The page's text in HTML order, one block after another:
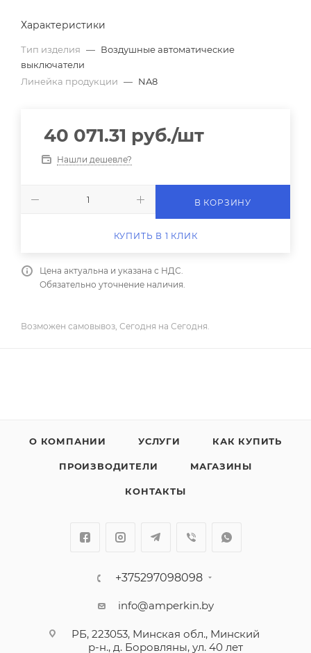
Характеристики
Тип изделия — Воздушные автоматические
выключатели
Линейка продукции — NA8
40 071.31 руб./шт
Нашли дешевле?
В КОРЗИНУ
КУПИТЬ В 1 КЛИК
Цена актуальна и указана с НДС.
Обязательно уточнение наличия.
Возможен самовывоз, Сегодня на Сегодня.
О КОМПАНИИ УСЛУГИ КАК КУПИТЬ
ПРОИЗВОДИТЕЛИ МАГАЗИНЫ
КОНТАКТЫ
+375297098098
info@amperkin.by
РБ, 223053, Минская обл., Минский
р-н., д. Боровляны, ул. 40 лет